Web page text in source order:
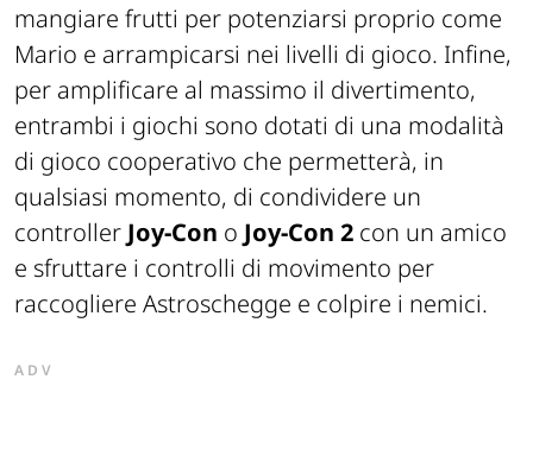
mangiare frutti per potenziarsi proprio come
Mario e arrampicarsi nei livelli di gioco. Infine,
per amplificare al massimo il divertimento,
entrambi i giochi sono dotati di una modalità
di gioco cooperativo che permetterà, in
qualsiasi momento, di condividere un
controller Joy-Con o Joy-Con 2 con un amico
e sfruttare i controlli di movimento per
raccogliere Astroschegge e colpire i nemici.
ADV